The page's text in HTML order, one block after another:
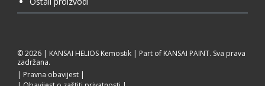
© 2026 | KANSAI HELIOS Kemostik | Part of KANSAI PAINT. Sva prava
zadržana.
Pravna obavijest